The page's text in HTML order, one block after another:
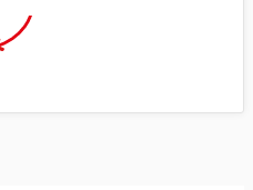
genom tre åtgärder:
inom EU (ETS),
att minska utsläppen
växthusgaser i